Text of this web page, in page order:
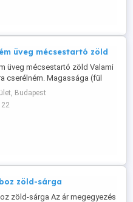
üveg mécsestartó zöld
üveg mécsestartó zöld Valami
cserélném. Magassága (fül
cm. Átmérő: 7,5 cm.
Budapest
zöld-sárga
zöld-sárga Az ár megegyezés